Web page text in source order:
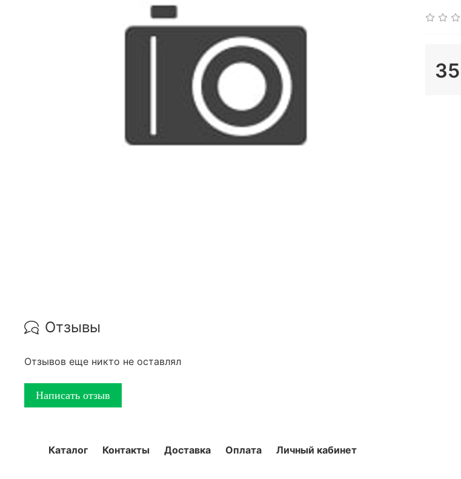
Отзывы
Отзывов еще никто не оставлял
Написать отзыв
Каталог Контакты Доставка Оплата Личный кабинет